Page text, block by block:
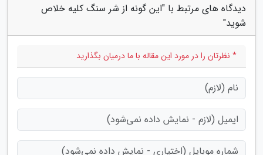
دیدگاه های مرتبط با "این گونه از شر سنگ کلیه خلاص
شوید"
* نظرتان را در مورد این مقاله با ما درمیان بگذارید